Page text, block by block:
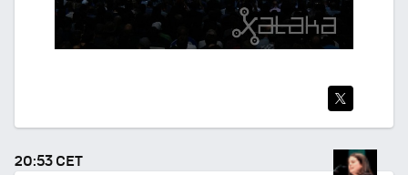
TWI
TEA
20:53 CET